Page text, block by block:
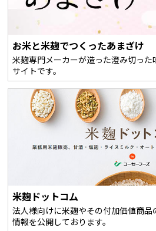
お米と米麹でつくったあまざけ
米麹専門メーカーが造った澄み切っ
サイトです。
米麹ドットコム
法人様向けに米麹やその付加価値商
情報を公開しております。